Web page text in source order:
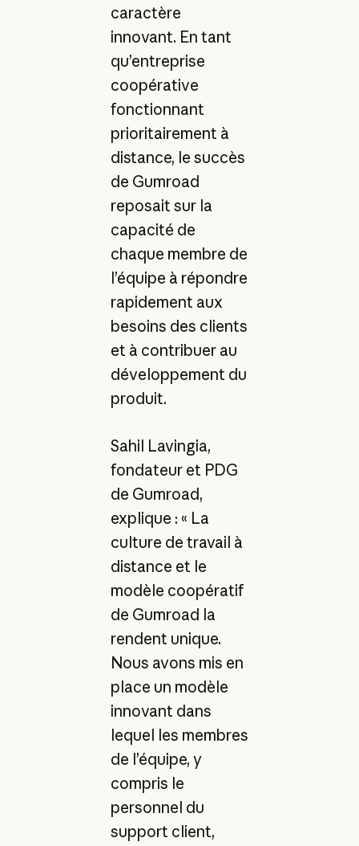
caractère
innovant. En tant
qu’entreprise
coopérative
fonctionnant
prioritairement à
distance, le succès
de Gumroad
reposait sur la
capacité de
chaque membre de
l’équipe à répondre
rapidement aux
besoins des clients
et à contribuer au
développement du
produit.
Sahil Lavingia,
fondateur et PDG
de Gumroad,
explique : « La
culture de travail à
distance et le
modèle coopératif
de Gumroad la
rendent unique.
Nous avons mis en
place un modèle
innovant dans
lequel les membres
de l’équipe, y
compris le
personnel du
support client,